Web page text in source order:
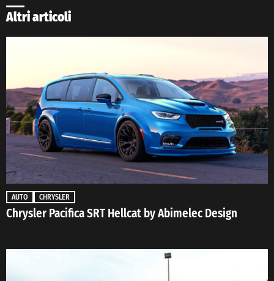
Altri articoli
AUTO CHRYSLER
Chrysler Pacifica SRT Hellcat by Abimelec Design